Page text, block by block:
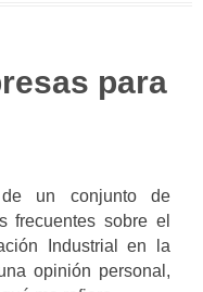
para
de un conjunto de
frecuentes sobre el
Industrial en la
opinión personal,